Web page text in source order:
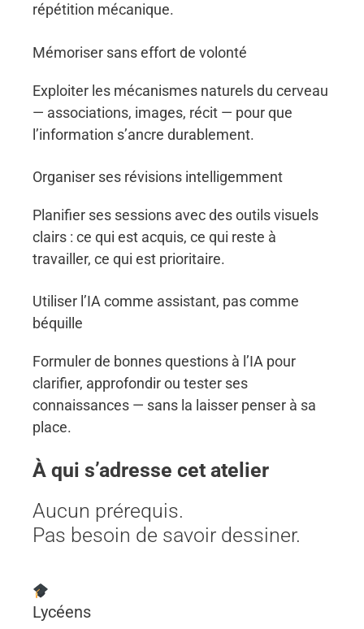
répétition mécanique.
Mémoriser sans effort de volonté
Exploiter les mécanismes naturels du cerveau
— associations, images, récit — pour que
l’information s’ancre durablement.
Organiser ses révisions intelligemment
Planifier ses sessions avec des outils visuels
clairs : ce qui est acquis, ce qui reste à
travailler, ce qui est prioritaire.
Utiliser l’IA comme assistant, pas comme
béquille
Formuler de bonnes questions à l’IA pour
clarifier, approfondir ou tester ses
connaissances — sans la laisser penser à sa
place.
À qui s’adresse cet atelier
Aucun prérequis.
Pas besoin de savoir dessiner.
Lycéens